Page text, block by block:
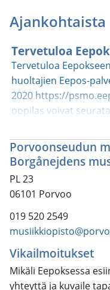
Ajankohtaista
Tervetuloa
Tervetuloa
huoltajien Eepos-
2020 https://
oppilas voivat
Eepos helpottaa
oppilaitoksessa.
ovat poistuneet
tiedot kirjastaan
välinen viestintä
esimerkiksi
lähettämisen.
applikaatio
(p. 019-5202549), jos
onnistu tai muita
Porvoonseudun
Borgånejdens
PL 23
06101 Porvoo
019 520 2549
Vikailmoitukset
Mikäli Eepoksessa
yhteyttä ja kuvaile